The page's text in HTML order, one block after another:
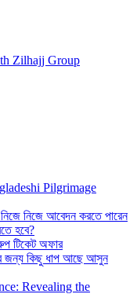
Zilhajj Group
Pilgrimage
নিজে নিজে আবেদন করতে পারেন
হবে?
টিকেট অফার
জন্য কিছু ধাপ আছে আসুন
Revealing the